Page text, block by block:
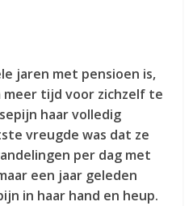
jaren met pensioen is,
tijd voor zichzelf te
haar volledig
vreugde was dat ze
per dag met
een jaar geleden
in haar hand en heup.